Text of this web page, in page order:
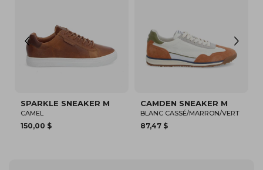
CAMDEN SNEAKER M
BLANC CASSÉ/MARRON/VERT
87,47 $
SPARK CLAY NW TTOE M
BLANC/BLEU MARINE/CAMEL
102,17 $